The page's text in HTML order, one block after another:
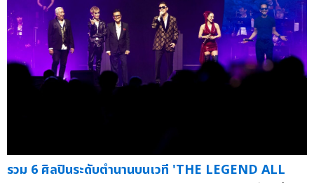
รวม 6 ศิลปินระดับตำนานบนเวที 'THE LEGEND ALL